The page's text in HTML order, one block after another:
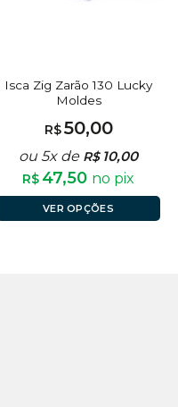
Isca Zig Zarão 130 Lucky
Moldes
R$50,00
ou 5x de R$ 10,00
R$ 47,50 no pix
VER OPÇÕES